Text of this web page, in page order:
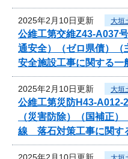
2025年2月10日更新 大垣
公維工第交維Z43-A037
通安全）（ゼロ県債）
安全施設工事に関する一
2025年2月10日更新 大垣
公維工第災防H43-A012-
（災害防除）（国補正
線 落石対策工事に関す